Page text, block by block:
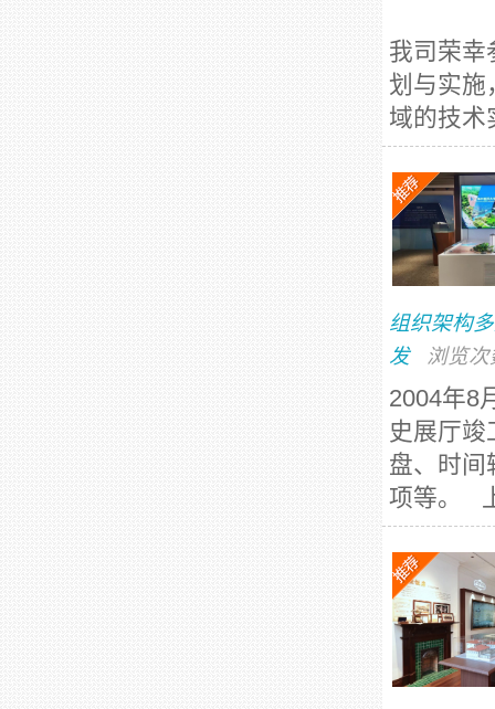
我司荣幸
划与实施
域的技术
组织架构
发
浏览
2004年8
史展厅竣
盘、时间
项等。